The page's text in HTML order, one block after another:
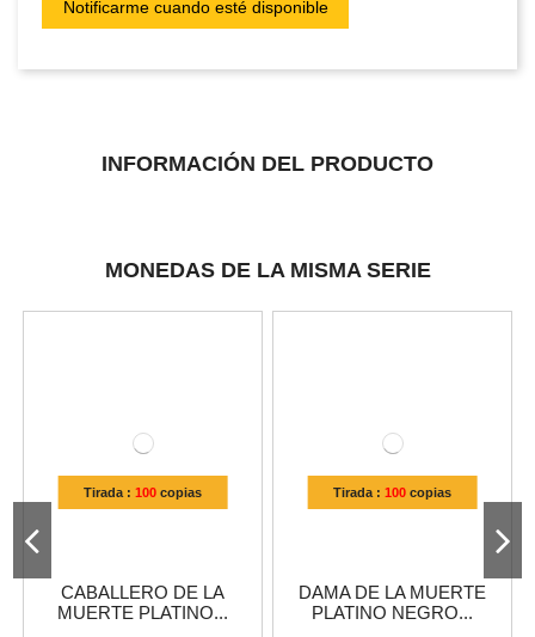
INFORMACIÓN DEL PRODUCTO
MONEDAS DE LA MISMA SERIE
Tirada : 100copias
CABALLERO DE LA
MUERTE PLATINO...
Tirada : 100copias
DAMA DE LA MUERTE
PLATINO NEGRO...